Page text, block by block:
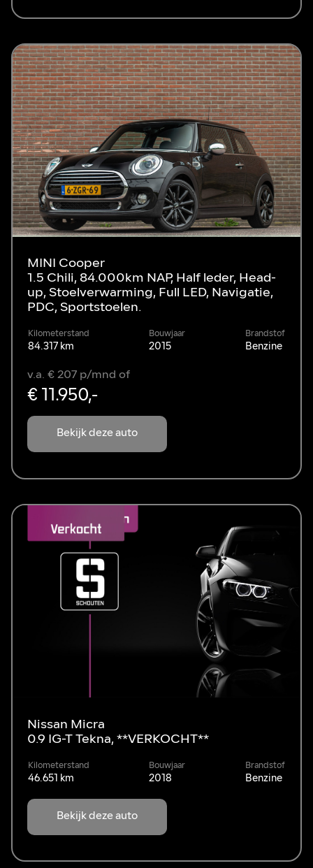
MINI Cooper
1.5 Chili, 84.000km NAP, Half leder, Head-
up, Stoelverwarming, Full LED, Navigatie,
PDC, Sportstoelen.
Kilometerstand
84.317 km
Bouwjaar
2015
Brandstof
Benzine
Bekijk deze auto
v.a. € 207 p/mnd of
€ 11.950,-
Nissan Micra
0.9 IG-T Tekna, **VERKOCHT**
Kilometerstand
46.651 km
Bouwjaar
2018
Brandstof
Benzine
Bekijk deze auto